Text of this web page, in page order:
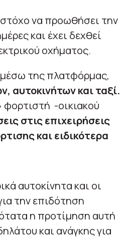
να προωθήσει την
και έχει δεχθεί
οχήματος.
μέσω της πλατφόρμας,
αυτοκινήτων και ταξί.
-οικιακού
στις επιχειρήσεις
και ειδικότερα
αυτοκίνητα και οι
την επιδότηση
η προτίμηση αυτή
και ανάγκης για